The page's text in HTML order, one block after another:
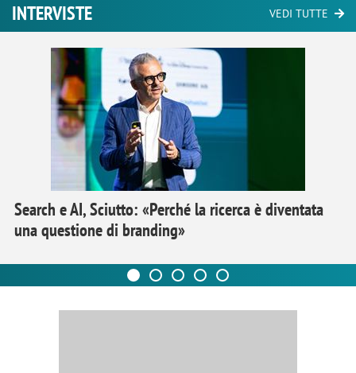
INTERVISTE VEDI TUTTE
Search e AI, Sciutto: «Perché la ricerca è diventata
una questione di branding»